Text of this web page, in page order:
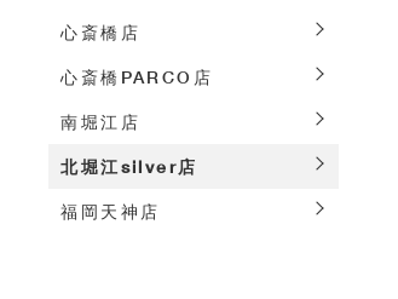
心斎橋店
心斎橋PARCO店
南堀江店
北堀江silver店
福岡天神店